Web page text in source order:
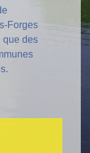
Forges
que des